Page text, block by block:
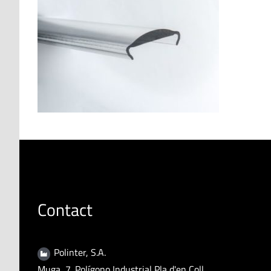
Contact
Polinter, S.A.